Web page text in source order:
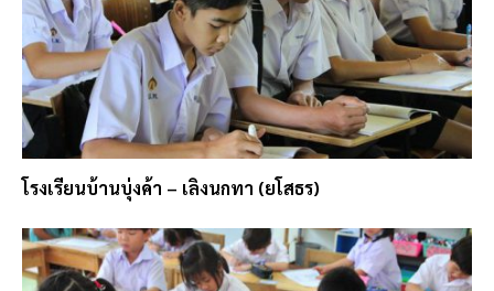
โรงเรียนบ้านบุ่งค้า – เลิงนกทา (ยโสธร)